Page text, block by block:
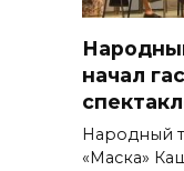
начал
Народный
«Маска»